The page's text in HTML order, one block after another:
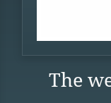
The